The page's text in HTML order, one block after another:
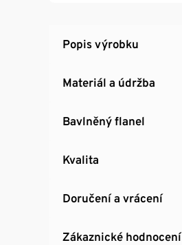
Popis výrobku
Materiál a údržba
Bavlněný flanel
Kvalita
Doručení a vrácení
Zákaznické hodnocení